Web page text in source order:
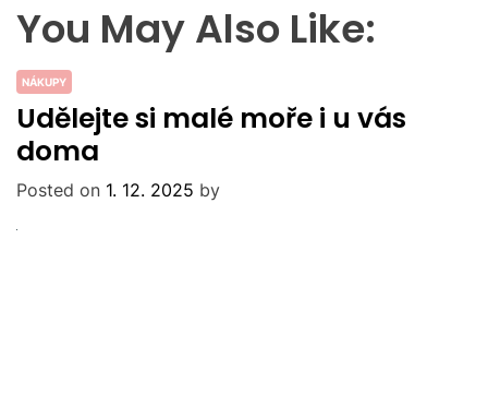
You May Also Like:
NÁKUPY
Udělejte si malé moře i u vás
doma
Posted on 1. 12. 2025 by